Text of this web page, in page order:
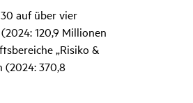
auf über vier
120,9 Millionen
„Risiko &
(2024: 370,8